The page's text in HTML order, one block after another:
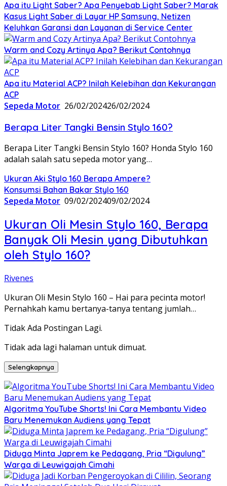
Apa itu Light Saber? Apa Penyebab Light Saber? Marak
Kasus Light Saber di Layar HP Samsung, Netizen
Keluhkan Garansi dan Layanan di Service Center
Warm and Cozy Artinya Apa? Berikut Contohnya
Apa itu Material ACP? Inilah Kelebihan dan Kekurangan
ACP
Sepeda Motor 26/02/202426/02/2024
Berapa Liter Tangki Bensin Stylo 160?
Berapa Liter Tangki Bensin Stylo 160? Honda Stylo 160
adalah salah satu sepeda motor yang…
Ukuran Aki Stylo 160 Berapa Ampere?
Konsumsi Bahan Bakar Stylo 160
Sepeda Motor 09/02/202409/02/2024
Ukuran Oli Mesin Stylo 160, Berapa
Banyak Oli Mesin yang Dibutuhkan
oleh Stylo 160?
Rivenes
Ukuran Oli Mesin Stylo 160 – Hai para pecinta motor!
Pernahkah kamu bertanya-tanya tentang jumlah…
Tidak Ada Postingan Lagi.
Tidak ada lagi halaman untuk dimuat.
Selengkapnya
Algoritma YouTube Shorts! Ini Cara Membantu Video
Baru Menemukan Audiens yang Tepat
Diduga Minta Japrem ke Pedagang, Pria “Digulung”
Warga di Leuwigajah Cimahi